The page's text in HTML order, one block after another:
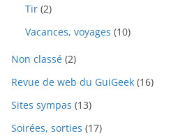
Tir (2)
Vacances, voyages (10)
Non classé (2)
Revue de web du GuiGeek (16)
Sites sympas (13)
Soirées, sorties (17)